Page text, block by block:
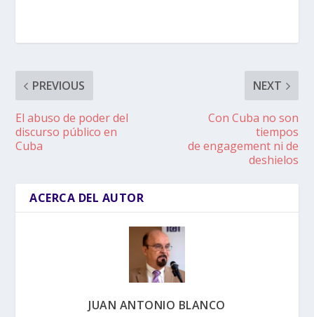
PREVIOUS
El abuso de poder del
discurso público en
Cuba
NEXT
Con Cuba no son
tiempos
de engagement ni de
deshielos
ACERCA DEL AUTOR
JUAN ANTONIO BLANCO